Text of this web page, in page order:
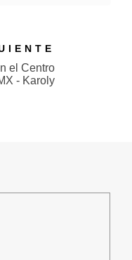
el Centro
- Karoly